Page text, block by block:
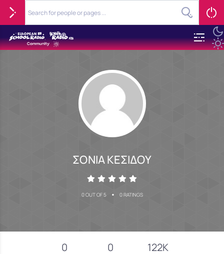
ΣΟΝΙΑ ΚΕΣΙΔΟΥ
0 OUT OF 5 • 0 RATINGS
0 0 122K